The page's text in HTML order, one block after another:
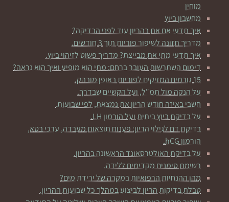
מוחין
מחשבון ביוץ
איך תדעי אם את בהריון עוד לפני הבדיקה?
מדריך תזונה לשיפור פוריות תוך 3 חודשים.
איך תדעי מתי את מבייצת? מדריך פשוט לזיהוי ביוץ.
דימום השתרשות העובר ברחם: מתי הוא מופיע ואיך הוא נראה?
15 גורמים המזיקים לפוריות באופן מובהק.
על הנקה מול תמ"ל, ועל הקשיים שבדרך.
חשבי באיזה חודש הריון את נמצאת, לפי שבועות.
על בדיקת ביוץ ביתית ועל הורמון LH.
בדיקת דם לגילוי הריון: פענוח תוצאות מעבדה, ערכי בטא,
הורמון hCG.
על בדיקת האולטרסאונד הראשונה בהריון.
רשימת סימנים מקדימים ללידה.
מהן ההנחיות הרפואיות במקרה של ירידת מים?
טבלת בדיקות הריון לביצוע במהלך כל שבועות ההריון.